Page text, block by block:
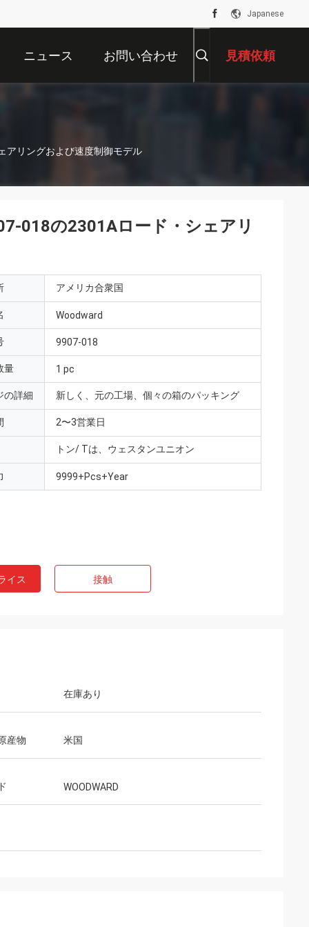
Japanese
ニュース お問い合わせ 見積依頼
アリングおよび速度制御モデル
018の2301Aロード・シェアリ
アメリカ合衆国
Woodward
9907-018
量 1 pc
の詳細 新しく、元の工場、個々の箱のパッキング
2〜3営業日
トン/ Tは、ウェスタンユニオン
9999+Pcs+Year
イス 接触
在庫あり
産物 米国
WOODWARD